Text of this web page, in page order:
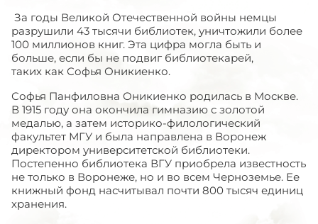
За годы Великой Отечественной войны немцы
разрушили 43 тысячи библиотек, уничтожили более
100 миллионов книг. Эта цифра могла быть и
больше, если бы не подвиг библиотекарей,
таких как Софья Оникиенко.
Софья Панфиловна Оникиенко родилась в Москве.
В 1915 году она окончила гимназию с золотой
медалью, а затем историко-филологический
факультет МГУ и была направлена в Воронеж
директором университетской библиотеки.
Постепенно библиотека ВГУ приобрела известность
не только в Воронеже, но и во всем Черноземье. Ее
книжный фонд насчитывал почти 800 тысяч единиц
хранения.